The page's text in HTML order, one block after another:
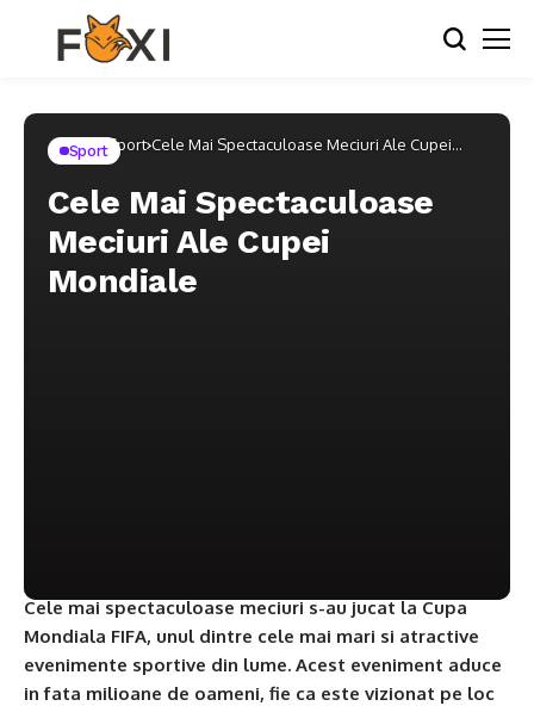
Home Sport Cele Mai Spectaculoase Meciuri Ale Cupei
Sport
Cele Mai Spectaculoase
Meciuri Ale Cupei
Mondiale
Cele mai spectaculoase meciuri s-au jucat la Cupa
Mondiala FIFA, unul dintre cele mai mari si atractive
evenimente sportive din lume. Acest eveniment aduce
in fata milioane de oameni, fie ca este vizionat pe loc